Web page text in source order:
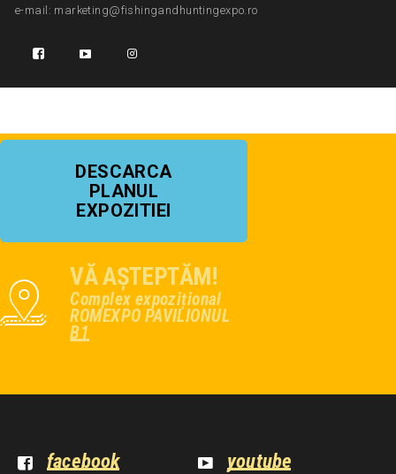
e-mail: marketing@fishingandhuntingexpo.ro
DESCARCA
PLANUL
EXPOZITIEI
VĂ AȘTEPTĂM!
Complex expozițional
ROMEXPO PAVILIONUL
B1
facebook
youtube